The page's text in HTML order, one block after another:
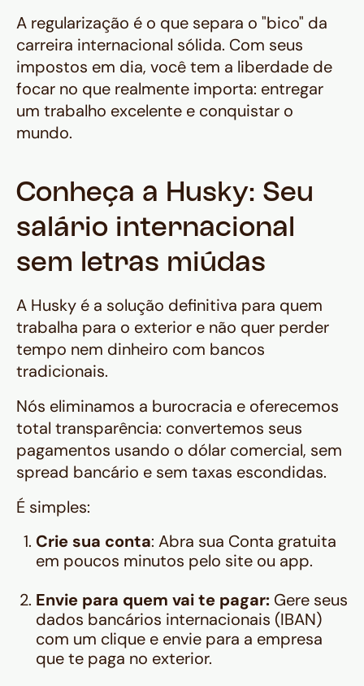
A regularização é o que separa o "bico" da
carreira internacional sólida. Com seus
impostos em dia, você tem a liberdade de
focar no que realmente importa: entregar
um trabalho excelente e conquistar o
mundo.
Conheça a Husky: Seu
salário internacional
sem letras miúdas
A Husky é a solução definitiva para quem
trabalha para o exterior e não quer perder
tempo nem dinheiro com bancos
tradicionais.
Nós eliminamos a burocracia e oferecemos
total transparência: convertemos seus
pagamentos usando o dólar comercial, sem
spread bancário e sem taxas escondidas.
É simples:
Crie sua conta: Abra sua Conta gratuita
em poucos minutos pelo site ou app.
Envie para quem vai te pagar: Gere seus
dados bancários internacionais (IBAN)
com um clique e envie para a empresa
que te paga no exterior.